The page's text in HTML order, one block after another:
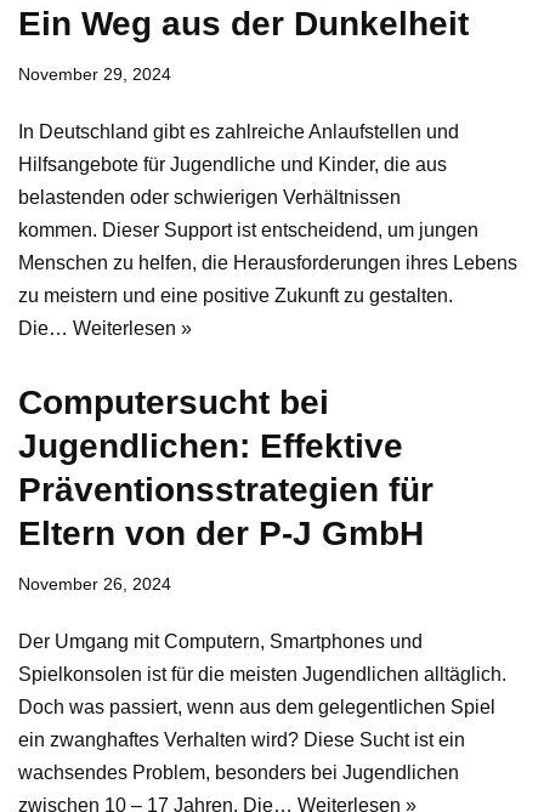
Ein Weg aus der Dunkelheit
November 29, 2024
In Deutschland gibt es zahlreiche Anlaufstellen und
Hilfsangebote für Jugendliche und Kinder, die aus
belastenden oder schwierigen Verhältnissen
kommen. Dieser Support ist entscheidend, um jungen
Menschen zu helfen, die Herausforderungen ihres Lebens
zu meistern und eine positive Zukunft zu gestalten.
Die… Weiterlesen »
Computersucht bei
Jugendlichen: Effektive
Präventionsstrategien für
Eltern von der P-J GmbH
November 26, 2024
Der Umgang mit Computern, Smartphones und
Spielkonsolen ist für die meisten Jugendlichen alltäglich.
Doch was passiert, wenn aus dem gelegentlichen Spiel
ein zwanghaftes Verhalten wird? Diese Sucht ist ein
wachsendes Problem, besonders bei Jugendlichen
zwischen 10 – 17 Jahren. Die… Weiterlesen »